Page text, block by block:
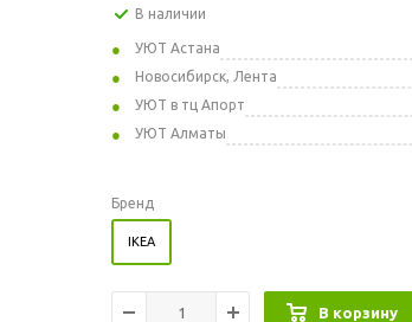
В наличии
УЮТ Астана
Новосибирск, Лента
УЮТ в тц Апорт
УЮТ Алматы
Бренд
IKEA
В корзину